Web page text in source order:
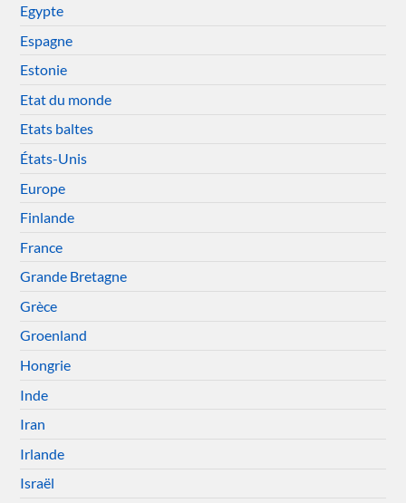
Egypte
Espagne
Estonie
Etat du monde
Etats baltes
États-Unis
Europe
Finlande
France
Grande Bretagne
Grèce
Groenland
Hongrie
Inde
Iran
Irlande
Israël